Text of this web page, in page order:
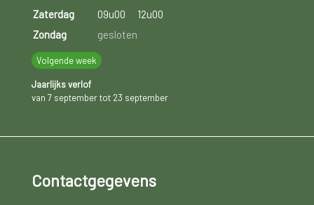
Zaterdag
09u00
12u00
Zondag
gesloten
Volgende week
Jaarlijks verlof
van 7 september tot 23 september
Contactgegevens